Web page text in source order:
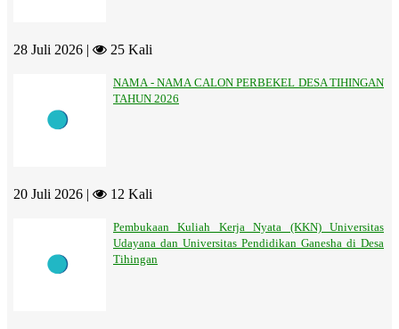
28 Juli 2026 | 25 Kali
NAMA - NAMA CALON PERBEKEL DESA TIHINGAN
TAHUN 2026
20 Juli 2026 | 12 Kali
Pembukaan Kuliah Kerja Nyata (KKN) Universitas
Udayana dan Universitas Pendidikan Ganesha di Desa
Tihingan